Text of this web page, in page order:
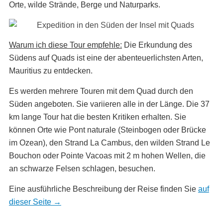
Orte, wilde Strände, Berge und Naturparks.
Warum ich diese Tour empfehle: Die Erkundung des
Südens auf Quads ist eine der abenteuerlichsten Arten,
Mauritius zu entdecken.
Es werden mehrere Touren mit dem Quad durch den
Süden angeboten. Sie variieren alle in der Länge. Die 37
km lange Tour hat die besten Kritiken erhalten. Sie
können Orte wie Pont naturale (Steinbogen oder Brücke
im Ozean), den Strand La Cambus, den wilden Strand Le
Bouchon oder Pointe Vacoas mit 2 m hohen Wellen, die
an schwarze Felsen schlagen, besuchen.
Eine ausführliche Beschreibung der Reise finden Sie auf
dieser Seite →